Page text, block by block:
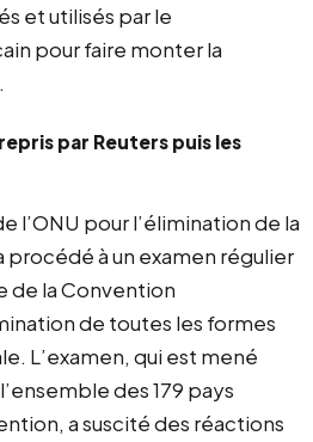
et utilisés par le
pour faire monter la
par Reuters puis les
l’ONU pour l’élimination de la
procédé à un examen régulier
de la Convention
de toutes les formes
L’examen, qui est mené
des 179 pays
a suscité des réactions